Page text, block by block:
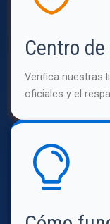
Centro
Verifica nuestras
oficiales y el